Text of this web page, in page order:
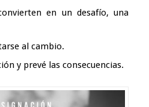
en un desafío, una
al cambio.
y prevé las consecuencias.